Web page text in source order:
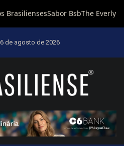
de agosto de 2026
que trabalha por Brasília